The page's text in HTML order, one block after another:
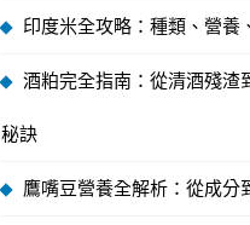
印度米全攻略：種類、營養
酒粕完全指南：從清酒殘渣
秘訣
鷹嘴豆營養全解析：從成分